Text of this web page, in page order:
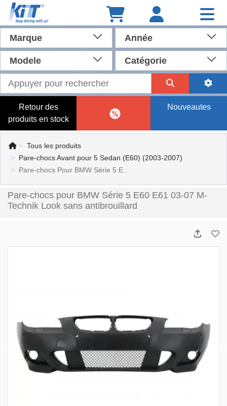
Marque Année
Modele Catégorie
Retour des
produits en stock
Nouveautes
Tous les produits
Pare-chocs Avant pour 5 Sedan (E60) (2003-2007)
Pare-chocs Pour BMW Série 5 E..
Pare-chocs pour BMW Série 5 E60 E61 03-07 M-
Technik Look sans antibrouillard